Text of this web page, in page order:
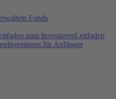
Fonds
zum InvestierenLeitfaden
Investieren für Anfänger